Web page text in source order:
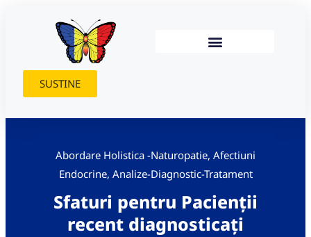
SUSTINE
Abordare Holistica -Naturopatie, Afectiuni
Endocrine, Analize-Diagnostic-Tratament
Sfaturi pentru Pacienții
recent diagnosticați